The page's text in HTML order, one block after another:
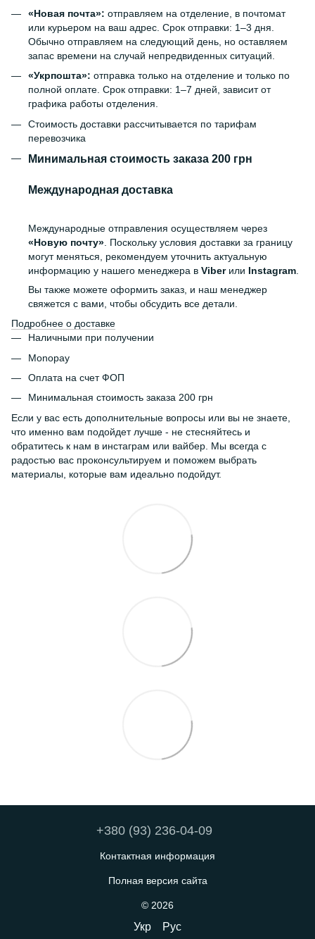
«Новая почта»: отправляем на отделение, в почтомат
или курьером на ваш адрес. Срок отправки: 1–3 дня.
Обычно отправляем на следующий день, но оставляем
запас времени на случай непредвиденных ситуаций.
«Укрпошта»: отправка только на отделение и только по
полной оплате. Срок отправки: 1–7 дней, зависит от
графика работы отделения.
Стоимость доставки рассчитывается по тарифам
перевозчика
Минимальная стоимость заказа 200 грн
Международная доставка
Международные отправления осуществляем через
«Новую почту» . Поскольку условия доставки за границу
могут меняться, рекомендуем уточнить актуальную
информацию у нашего менеджера в Viberили Instagram
Вы также можете оформить заказ, и наш менеджер
свяжется с вами, чтобы обсудить все детали.
Подробнее о доставке
Наличными при получении
Monopay
Оплата на счет ФОП
Минимальная стоимость заказа 200 грн
Если у вас есть дополнительные вопросы или вы не знаете,
что именно вам подойдет лучше - не стесняйтесь и
обратитесь к нам в инстаграм или вайбер. Мы всегда с
радостью вас проконсультируем и поможем выбрать
материалы, которые вам идеально подойдут.
+380 (93) 236-04-09
Контактная информация
Полная версия сайта
© 2026
Укр Рус